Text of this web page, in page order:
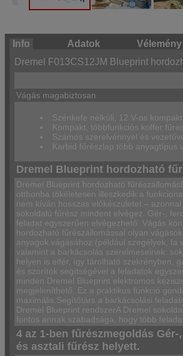
Info Adatok Vélemény
Dremel F013CS12JM Blueprint
Vágás magabiztosan
Szénkefe nélküli, 12 V-os
Kompakt, többfunkciós koffer
Számos szerelvénnyel és
Karbid fűrészlap több anyagtípus
Dremel Blueprint hordozható
Dremel Blueprint hordozható
otthonba tökéletesen illeszkedik a
nem kíván hosszas előkészületet –
sokoldalú fűrész mindent elvégez. Gér-,
feladat egyszerűen elvégezhető. Vágás
hordozható fűrészállomással olyan
anyagok vágásához (például szegélyek, fa
valamint a barkácsolás szerelmeseinek:
helyen is elfér, így tárolható szekrényben,
és szorítók segítségével a feladatok
minden Dremel Blueprint elektromos
megjeleníthető. Ez a praktikus funkció
maximális.Segítőtárs a barkácsolási
Dremel Blueprint rendszerA Dremel
fontos annak szabadsága, hogy több
4 az 1-ben fűrészmegoldás​
és asztali fűrész helyett​.